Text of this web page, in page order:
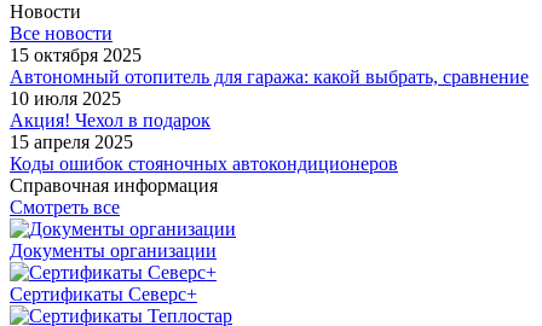
Новости
Все новости
15 октября 2025
Автономный отопитель для гаража: какой выбрать, сравнение
10 июля 2025
Акция! Чехол в подарок
15 апреля 2025
Коды ошибок стояночных автокондиционеров
Справочная информация
Смотреть все
Документы организации
Сертификаты Северс+